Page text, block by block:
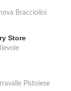
Bracciolini
Store
Pistoiese